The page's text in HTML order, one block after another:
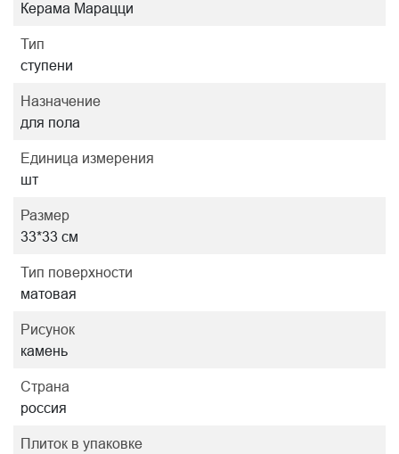
Керама Марацци
Тип
ступени
Назначение
для пола
Единица измерения
шт
Размер
33*33 см
Тип поверхности
матовая
Рисунок
камень
Страна
россия
Плиток в упаковке